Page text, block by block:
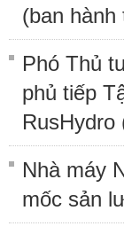
(ban hành
Phó Thủ
phủ tiếp
RusHydro
Nhà máy
mốc sản